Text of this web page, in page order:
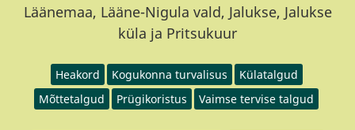
Läänemaa, Lääne-Nigula vald, Jalukse, Jalukse
küla ja Pritsukuur
Heakord Kogukonna turvalisus
Külatalgud
Mõttetalgud
Prügikoristus Vaimse tervise talgud